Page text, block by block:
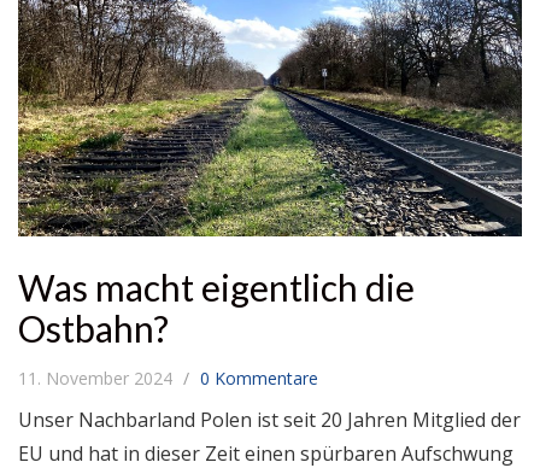
Was macht eigentlich die
Ostbahn?
11. November 2024 0 Kommentare
Unser Nachbarland Polen ist seit 20 Jahren Mitglied der
EU und hat in dieser Zeit einen spürbaren Aufschwung